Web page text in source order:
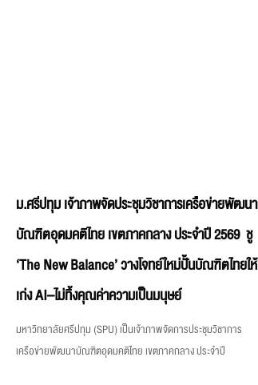
ม.ศรีปทุม เจ้าภาพจัดประชุมวิชาการเครือข่ายพัฒนา
บัณฑิตอุดมคติไทย เขตภาคกลาง ประจำปี 2569 ชู
‘The New Balance’ วางโจทย์ใหม่ปั้นบัณฑิตไทยให้
เก่ง AI–ไม่ทิ้งคุณค่าความเป็นมนุษย์
มหาวิทยาลัยศรีปทุม (SPU) เป็นเจ้าภาพจัดการประชุมวิชาการ
เครือข่ายพัฒนาบัณฑิตอุดมคติไทย เขตภาคกลาง ประจำปี